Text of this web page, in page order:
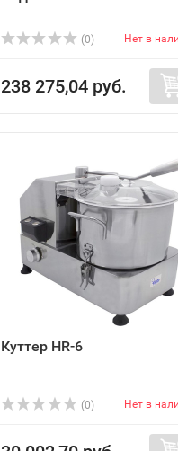
(0) Нет в
238 275,04 руб.
Куттер HR-6
(0) Нет в